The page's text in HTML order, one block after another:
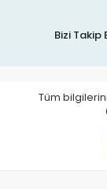
Bizi Takip
Tüm